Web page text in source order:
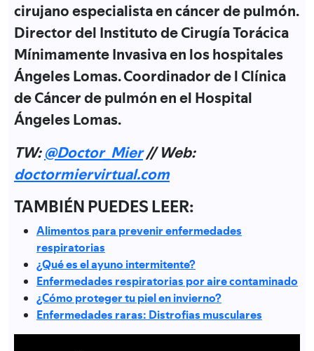
cirujano especialista en cáncer de pulmón.
Director del Instituto de Cirugía Torácica
Mínimamente Invasiva en los hospitales
Ángeles Lomas. Coordinador de l Clínica
de Cáncer de pulmón en el Hospital
Ángeles Lomas.
TW:@Doctor_Mier// Web:
doctormiervirtual.com
TAMBIÉN PUEDES LEER:
Alimentos para prevenir enfermedades
respiratorias
¿Qué es el ayuno intermitente?
Enfermedades respiratorias por aire contaminado
¿Cómo proteger tu piel en invierno?
Enfermedades raras: Distrofias musculares